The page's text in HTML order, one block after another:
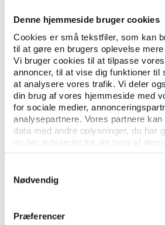
Denne hjemmeside bruger cookies
Cookies er små tekstfiler, som kan
til at gøre en brugers oplevelse
Vi bruger cookies til at tilpasse
annoncer, til at vise dig funktioner til
at analysere vores trafik. Vi deler
din brug af vores hjemmeside med
for sociale medier,
analysepartnere. Vores partnere
data med andre oplysninger, du har
de har indsamlet fra din brug af
Nødvendig
Præferencer
Formålet med casestudierne er et
dybdegående indblik i
respektive kommuner og at
foreningerne i kommunen ser på
Casestudierne omfatter både en
kvantitativ del. I den kvalitative
interviews med samvirkernes
embedsmænd, formanden for det
området samt formanden for
2-udvalg.
spørgeskemaundersøgelse blandt
Formålet med denne del er at
syn på samvirkernes rolle.